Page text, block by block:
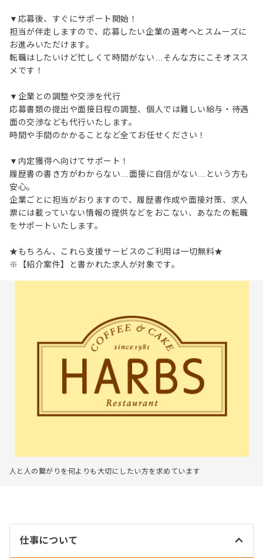
▼応募後、すぐにサポート開始！
担当が伴走しますので、応募したい企業の選考へとスムーズに
お進みいただけます。
転職はしたいけど忙しくて時間がない…そんな方にこそオスス
メです！
▼企業との調整や交渉を代行
応募書類の提出や面接日程の調整、個人では難しい給与・待遇
面の交渉なども代行いたします。
時間や手間のかかることなど全てお任せください！
▼内定獲得へ向けてサポート！
履歴書の書き方がわからない…面接に自信がない…という方も
安心。
企業ごとに担当がおりますので、履歴書作成や面接対策、求人
票には載っていない情報の提供などをおこない、あなたの転職
をサポートいたします。
★もちろん、これら支援サービスのご利用は一切無料★
※【紹介案件】と書かれた求人が対象です。
人と人の繋がりを何よりも大切にしたい方を求めています
仕事について